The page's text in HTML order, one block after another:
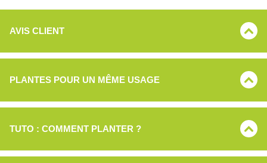
AVIS CLIENT
PLANTES POUR UN MÊME USAGE
TUTO : COMMENT PLANTER ?